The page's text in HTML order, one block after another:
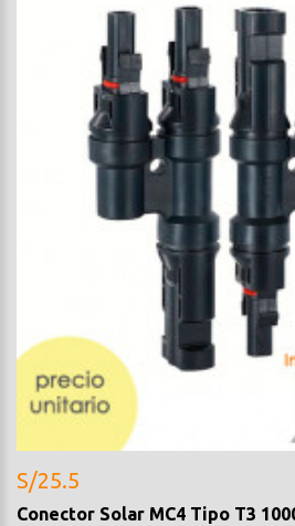
S/25.5
Conector Solar MC4 Tipo T3